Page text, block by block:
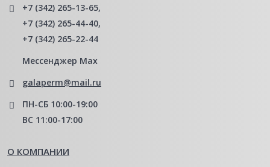
+7 (342) 265-13-65,
+7 (342) 265-44-40,
+7 (342) 265-22-44
Мессенджер Мах
galaperm@mail.ru
ПН-СБ 10:00-19:00
ВС 11:00-17:00
О КОМПАНИИ